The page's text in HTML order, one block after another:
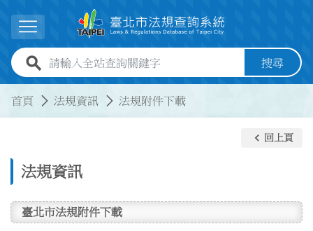
展開選單
全站查詢關鍵字欄位 搜尋
首頁 法規資訊 法規附件下載
法規資訊
keyboard_arrow_left 回上頁
臺北市法規附件下載